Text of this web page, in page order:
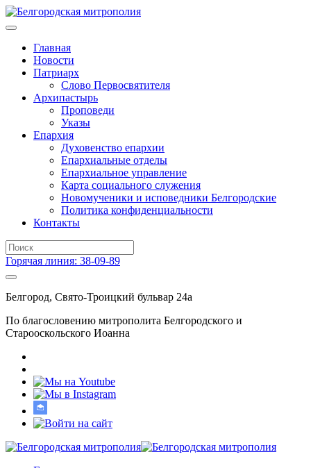
Главная
Новости
Патриарх
Слово Первосвятителя
Архипастырь
Проповеди
Указы
Епархия
Духовенство епархии
Епархиальные отделы
Епархиальное управление
Карта социального служения
Новомученики и исповедники Белгородские
Политика конфиденциальности
Контакты
Горячая линия: 38-09-89
Белгород, Свято-Троицкий бульвар 24а
По благословению митрополита Белгородского и
Старооскольского Иоанна